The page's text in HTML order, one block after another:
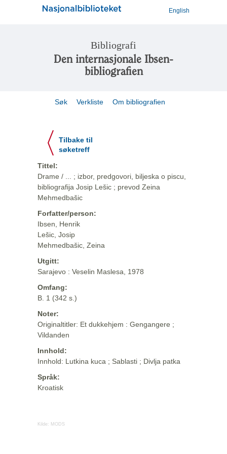
English
Bibliografi
Den internasjonale Ibsen-
bibliografien
Søk Verkliste Om bibliografien
Tilbake til
søketreff
Tittel:
Drame / ... ; izbor, predgovori, biljeska o piscu,
bibliografija Josip Lešic ; prevod Zeina
Mehmedbašic
Forfatter/person:
Ibsen, Henrik
Lešic, Josip
Mehmedbašic, Zeina
Utgitt:
Sarajevo : Veselin Maslesa, 1978
Omfang:
B. 1 (342 s.)
Noter:
Originaltitler: Et dukkehjem : Gengangere ;
Vildanden
Innhold:
Innhold: Lutkina kuca ; Sablasti ; Divlja patka
Språk:
Kroatisk
Kilde: MODS